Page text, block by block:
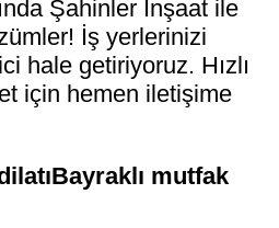
Şahinler İnşaat ile
İş yerlerinizi
hale getiriyoruz. Hızlı
için hemen iletişime
mutfak